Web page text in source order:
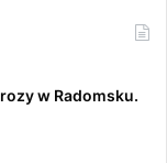
w Radomsku.